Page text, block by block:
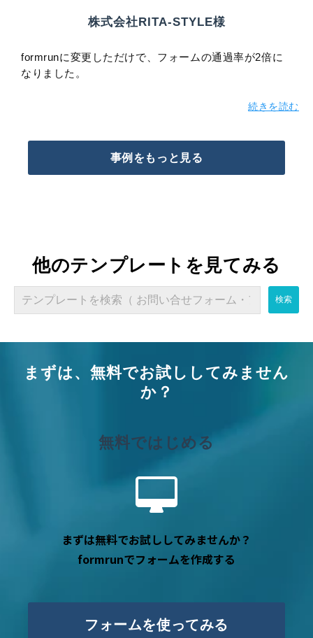
株式会社RITA-STYLE様
formrunに変更しただけで、フォームの通過率が2倍に
なりました。
続きを読む
事例をもっと見る
他のテンプレートを見てみる
まずは、無料でお試ししてみません
か？
無料ではじめる
まずは無料でお試ししてみませんか？
formrunでフォームを作成する
フォームを使ってみる